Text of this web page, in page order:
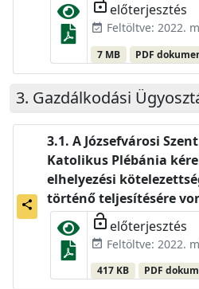
lock_open előterjesztés
event_available Feltöltve: 2022.
7 MB PDF
Gazdálkodási
share
A Józsefvárosi
Katolikus Plébánia
elhelyezési
történő teljesítésére
lock_open előterjesztés
event_available Feltöltve: 2022.
417 KB PDF